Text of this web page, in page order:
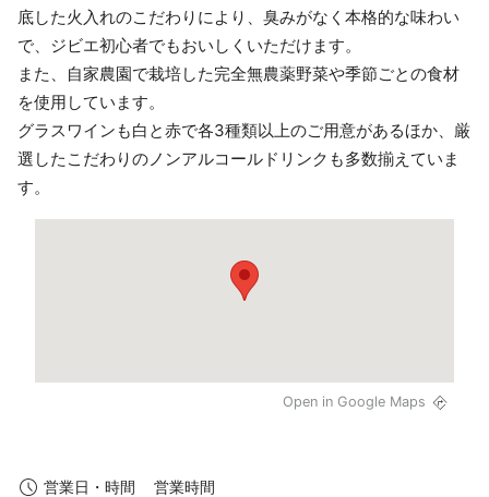
底した火入れのこだわりにより、臭みがなく本格的な味わい
で、ジビエ初心者でもおいしくいただけます。
また、自家農園で栽培した完全無農薬野菜や季節ごとの食材
を使用しています。
グラスワインも白と赤で各3種類以上のご用意があるほか、厳
選したこだわりのノンアルコールドリンクも多数揃えていま
す。
Open in Google Maps
営業日・時間
営業時間